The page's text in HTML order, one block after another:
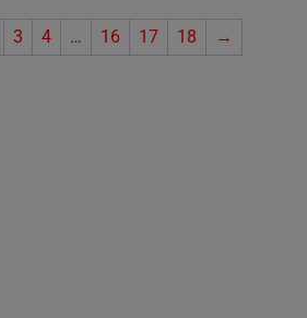
3 4 … 16 17 18 →